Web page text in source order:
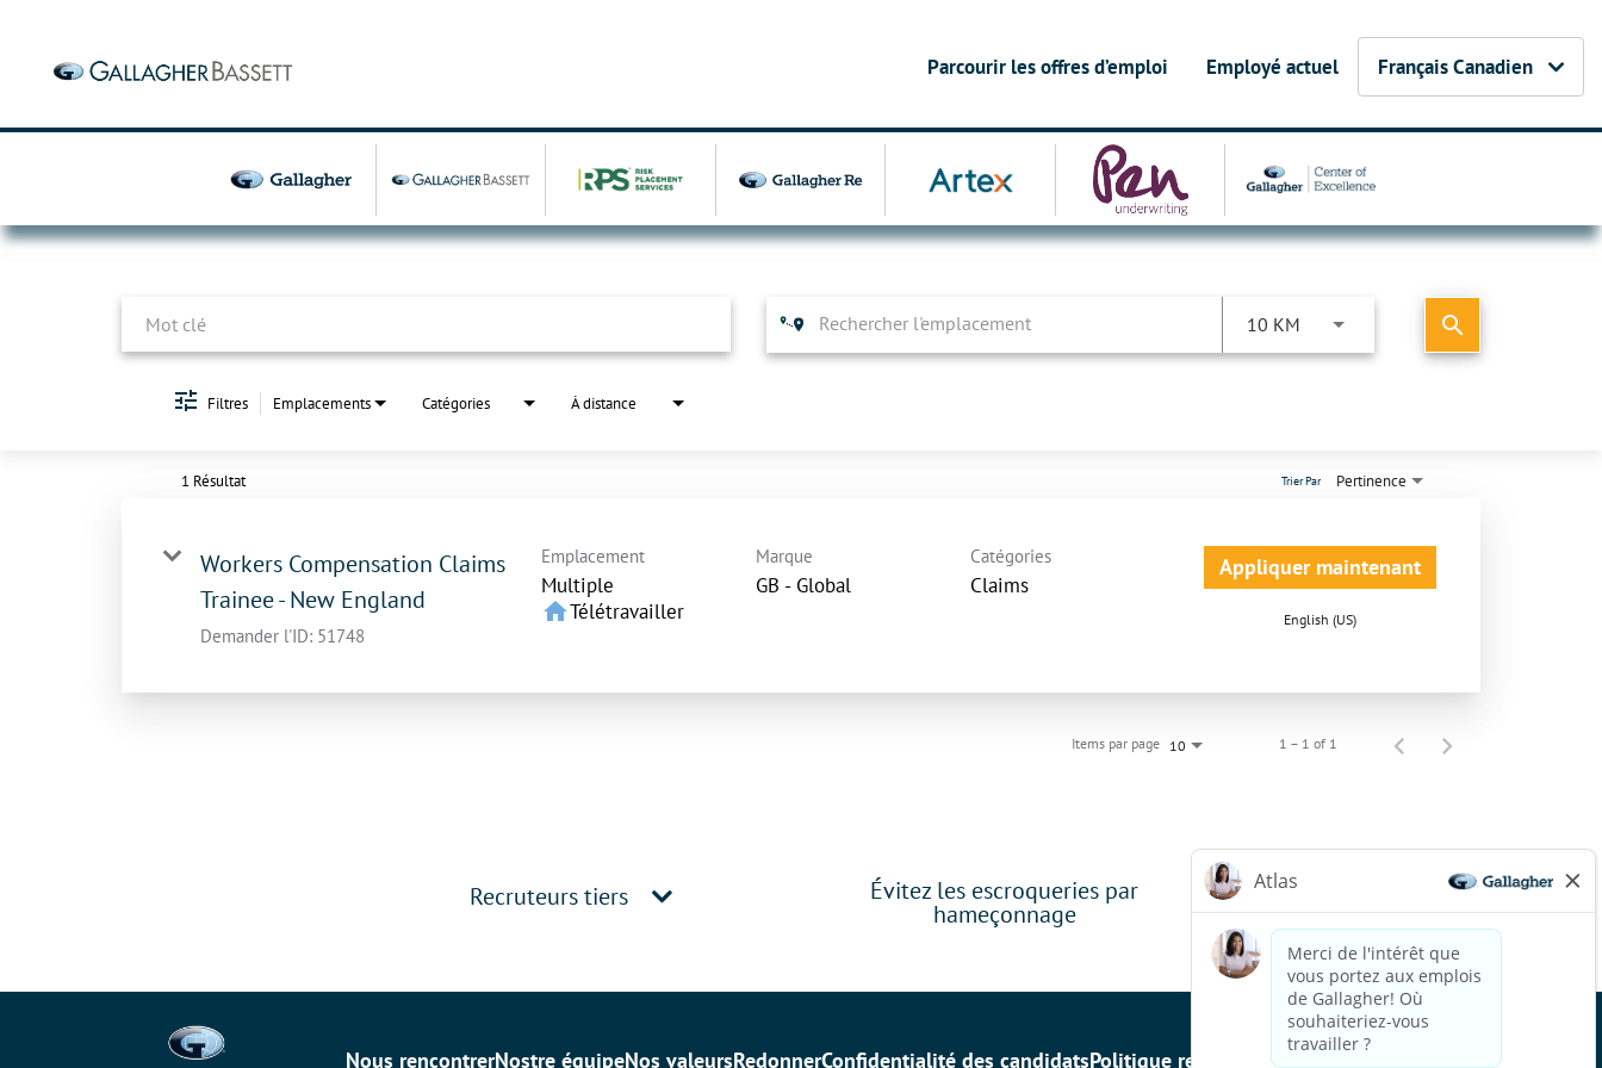
Parcourir les offres d’emploi Employé actuel Français Canadien
Job Search Page
10 KM search
Filtres Emplacements Catégories À distance
1 Résultat Pertinence
Trier Par
Workers Compensation Claims
Trainee - New England
Demander l'ID: 51748
Emplacement
Multiple
homeTélétravailler
Marque
GB - Global
Catégories
Claims
Appliquer maintenant
English (US)
Items par page 10 1 – 1 of 1
Recruteurs tiers Évitez les escroqueries par
hameçonnage
Nous rencontrerNostre équipeNos valeursRedonnerConfidentialité des candidatsPolitique relative aux témoins